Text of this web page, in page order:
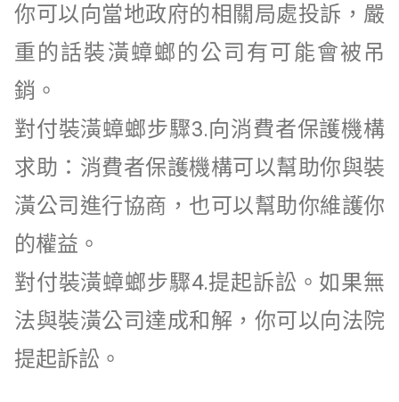
你可以向當地政府的相關局處投訴，嚴
重的話裝潢蟑螂的公司有可能會被吊
銷。
對付裝潢蟑螂步驟3.向消費者保護機構
求助：消費者保護機構可以幫助你與裝
潢公司進行協商，也可以幫助你維護你
的權益。
對付裝潢蟑螂步驟4.提起訴訟。如果無
法與裝潢公司達成和解，你可以向法院
提起訴訟。